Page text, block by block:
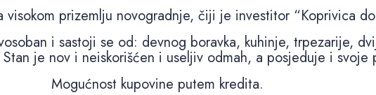
visokom prizemlju novogradnje, čiji je investitor “Koprivica
i sastoji se od: devnog boravka, kuhinje, trpezarije,
je nov i neiskorišćen i useljiv odmah, a posjeduje i svoje
Mogućnost kupovine putem kredita.